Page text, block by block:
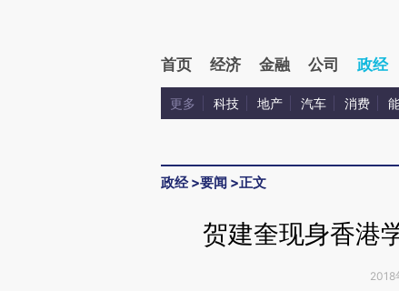
首页 经济 金融 公司 政经
更多 科技 地产 汽车 消费
政经>要闻 >正文
贺建奎现身香港
2018